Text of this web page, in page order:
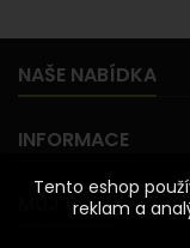
Tento eshop
reklam a
NAŠE NABÍDKA
INFORMACE
MŮJ ÚČET